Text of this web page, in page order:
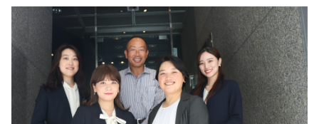
イベント・セミナー
インタビュー
就活成功ガイド
ナレッジ
リファレンス
プラン
評価結果一覧
再チャレンジ結果一覧
Tech Team Journal
paiza times
paizaとは？